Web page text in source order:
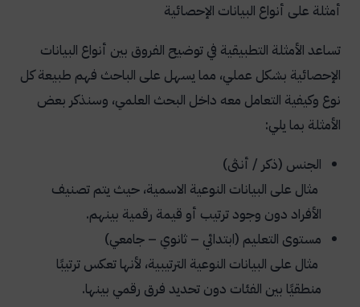
أمثلة على أنواع البيانات الإحصائية
تساعد الأمثلة التطبيقية في توضيح الفروق بين أنواع البيانات
الإحصائية بشكل عملي، مما يسهل على الباحث فهم طبيعة كل
نوع وكيفية التعامل معه داخل البحث العلمي، وسنذكر بعض
الأمثلة بما يلي:
الجنس (ذكر / أنثى)
مثال على البيانات النوعية الاسمية، حيث يتم تصنيف
الأفراد دون وجود ترتيب أو قيمة رقمية بينهم.
مستوى التعليم (ابتدائي – ثانوي – جامعي)
مثال على البيانات النوعية الترتيبية، لأنها تعكس ترتيبًا
منطقيًا بين الفئات دون تحديد فرق رقمي بينها.